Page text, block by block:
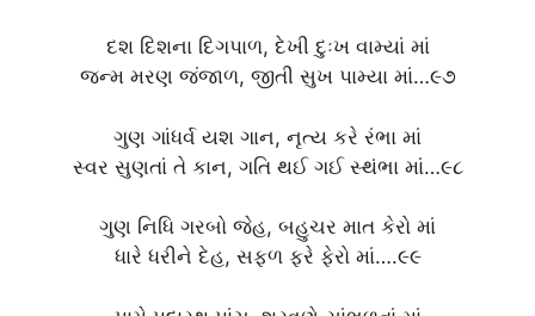
દશ દિશના દિગપાળ, દેખી દુઃખ વામ્યાં માં
જન્મ મરણ જંજાળ, જીતી સુખ પામ્યા માં…૯૭
ગુણ ગાંધર્વ યશ ગાન, નૃત્ય કરે રંભા માં
સ્વર સુણતાં તે કાન, ગતિ થઈ ગઈ સ્થંભા માં…૯૮
ગુણ નિધિ ગરબો જેહ, બહુચર માત કેરો માં
ધારે ધરીને દેહ, સફળ ફરે ફેરો માં….૯૯